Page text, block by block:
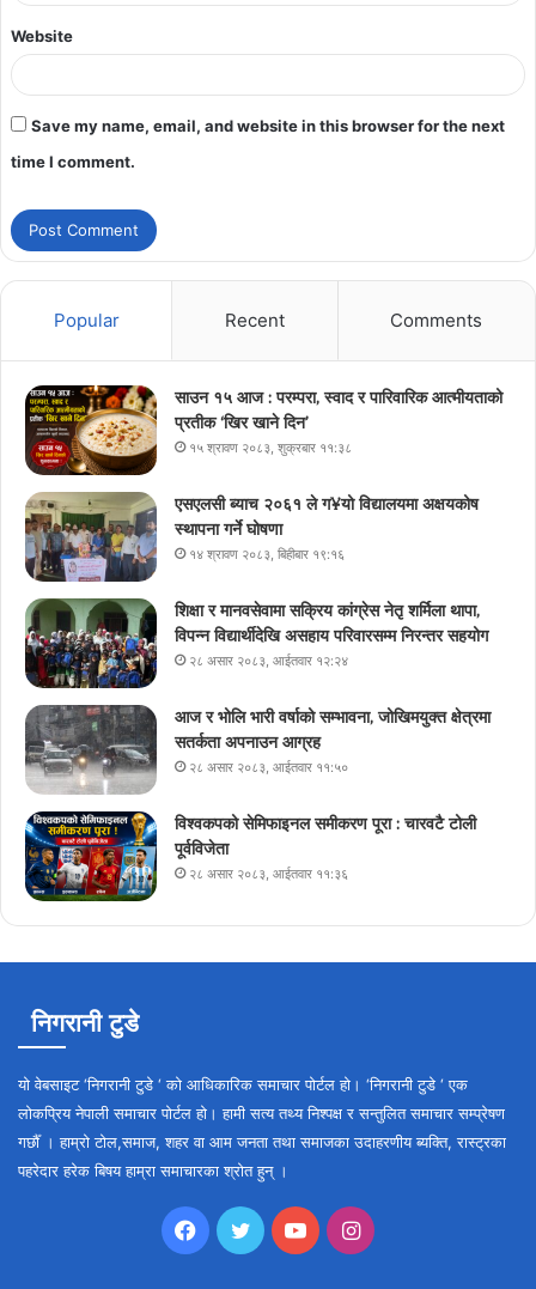
Website
Save my name, email, and website in this browser for the next
time I comment.
Popular Recent Comments
साउन १५ आज : परम्परा, स्वाद र पारिवारिक आत्मीयताको
प्रतीक ‘खिर खाने दिन’
१५ श्रावण २०८३, शुक्रबार ११:३८
एसएलसी ब्याच २०६१ ले ग¥यो विद्यालयमा अक्षयकोष
स्थापना गर्ने घोषणा
१४ श्रावण २०८३, बिहीबार १९:१६
शिक्षा र मानवसेवामा सक्रिय कांग्रेस नेतृ शर्मिला थापा,
विपन्न विद्यार्थीदेखि असहाय परिवारसम्म निरन्तर सहयोग
२८ असार २०८३, आईतवार १२:२४
आज र भोलि भारी वर्षाको सम्भावना, जोखिमयुक्त क्षेत्रमा
सतर्कता अपनाउन आग्रह
२८ असार २०८३, आईतवार ११:५०
विश्वकपको सेमिफाइनल समीकरण पूरा : चारवटै टोली
पूर्वविजेता
२८ असार २०८३, आईतवार ११:३६
निगरानी टुडे
यो वेबसाइट ‘निगरानी टुडे ‘ को आधिकारिक समाचार पोर्टल हो। ‘निगरानी टुडे ‘ एक
लोकप्रिय नेपाली समाचार पोर्टल हो। हामी सत्य तथ्य निश्पक्ष र सन्तुलित समाचार सम्प्रेषण
गर्छौँ । हाम्रो टोल,समाज, शहर वा आम जनता तथा समाजका उदाहरणीय ब्यक्ति, रास्ट्रका
पहरेदार हरेक बिषय हाम्रा समाचारका श्रोत हुन् ।
Facebook
TwitterYouTubeInstagram